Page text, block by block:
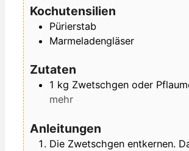
Kochutensilien
Pürierstab
Marmeladengläser
Zutaten
1 kg Zwetschgen oder
mehr
Anleitungen
Die Zwetschgen entkernen.